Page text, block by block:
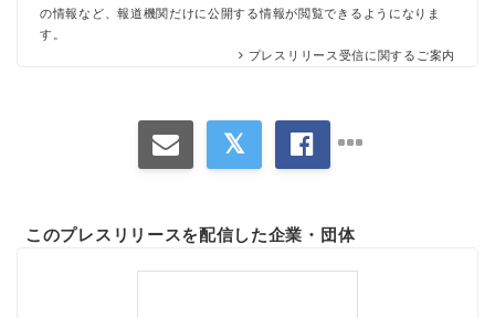
の情報など、報道機関だけに公開する情報が閲覧できるようになりま
す。
プレスリリース受信に関するご案内
このプレスリリースを配信した企業・団体